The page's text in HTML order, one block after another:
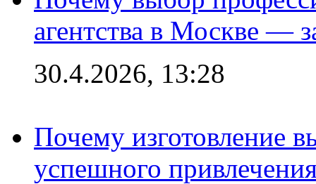
агентства в Москве —
30.4.2026, 13:28
Почему изготовление
успешного